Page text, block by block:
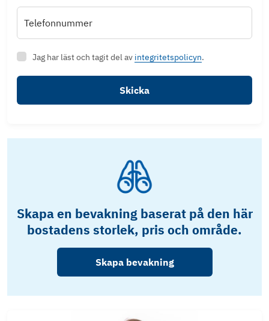
Telefonnummer
Jag har läst och tagit del av integritetspolicyn.
Skicka
Skapa en bevakning baserat på den här
bostadens storlek, pris och område.
Skapa bevakning